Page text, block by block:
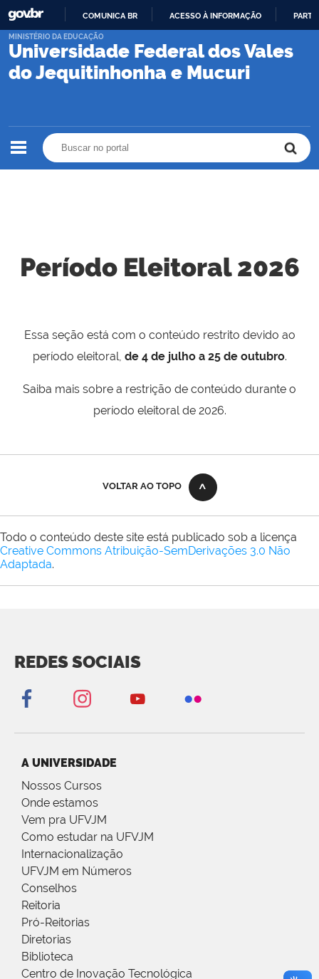
PARA
CONTEÚDO
COMUNICA BR ACESSO À INFORMAÇÃO
Universidade Federal dos Vales
do Jequitinhonha e Mucuri
MINISTÉRIO DA EDUCAÇÃO
Período Eleitoral 2026
Essa seção está com o conteúdo restrito devido ao
período eleitoral, de 4 de julho a 25 de outubro.
Saiba mais sobre a restrição de conteúdo durante o
período eleitoral de 2026.
VOLTAR AO TOPO
Todo o conteúdo deste site está publicado sob a licença
Creative Commons Atribuição-SemDerivações 3.0 Não
Adaptada.
REDES SOCIAIS
A UNIVERSIDADE
Nossos Cursos
Onde estamos
Vem pra UFVJM
Como estudar na UFVJM
Internacionalização
UFVJM em Números
Conselhos
Reitoria
Pró-Reitorias
Diretorias
Biblioteca
Centro de Inovação Tecnológica